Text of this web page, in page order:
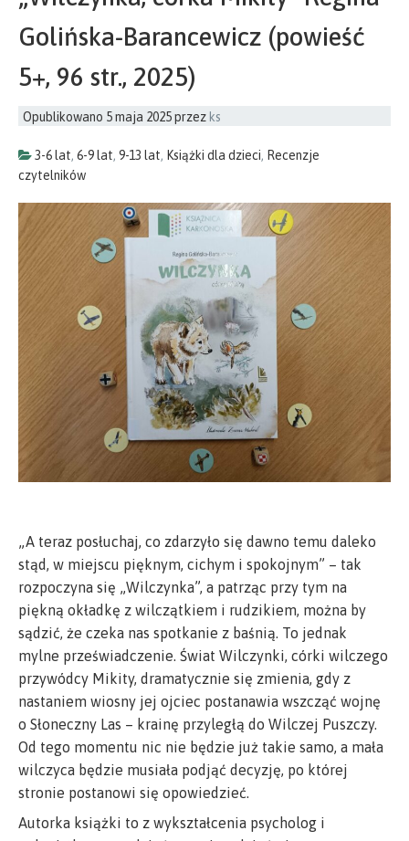
Golińska-Barancewicz (powieść
5+, 96 str., 2025)
Opublikowano 5 maja 2025przez ks
3-6 lat, 6-9 lat, 9-13 lat, Książki dla dzieci, Recenzje
czytelników
„A teraz posłuchaj, co zdarzyło się dawno temu daleko
stąd, w miejscu pięknym, cichym i spokojnym” – tak
rozpoczyna się „Wilczynka”, a patrząc przy tym na
piękną okładkę z wilczątkiem i rudzikiem, można by
sądzić, że czeka nas spotkanie z baśnią. To jednak
mylne przeświadczenie. Świat Wilczynki, córki wilczego
przywódcy Mikity, dramatycznie się zmienia, gdy z
nastaniem wiosny jej ojciec postanawia wszcząć wojnę
o Słoneczny Las – krainę przyległą do Wilczej Puszczy.
Od tego momentu nic nie będzie już takie samo, a mała
wilczyca będzie musiała podjąć decyzję, po której
stronie postanowi się opowiedzieć.
Autorka książki to z wykształcenia psycholog i